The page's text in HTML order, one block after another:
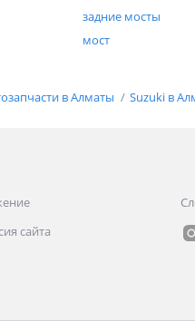
задние мосты
мост
в Алматы Suzuki в
сайта